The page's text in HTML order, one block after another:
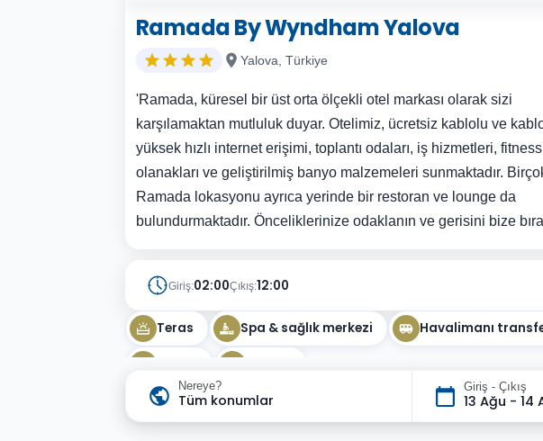
Ramada By Wyndham Yalova
Yalova, Türkiye
'Ramada, küresel bir üst orta ölçekli otel markası olarak sizi
karşılamaktan mutluluk duyar. Otelimiz, ücretsiz kablolu ve
yüksek hızlı internet erişimi, toplantı odaları, iş hizmetleri, fitness
olanakları ve geliştirilmiş banyo malzemeleri sunmaktadır.
Ramada lokasyonu ayrıca yerinde bir restoran ve lounge da
bulundurmaktadır. Önceliklerinize odaklanın ve gerisini bize
Giriş:02:00Çıkış:12:00
Teras Spa & sağlık merkezi Havalimanı
Nereye?
Tüm konumlar
Giriş - Çıkış
13 Ağu - 14